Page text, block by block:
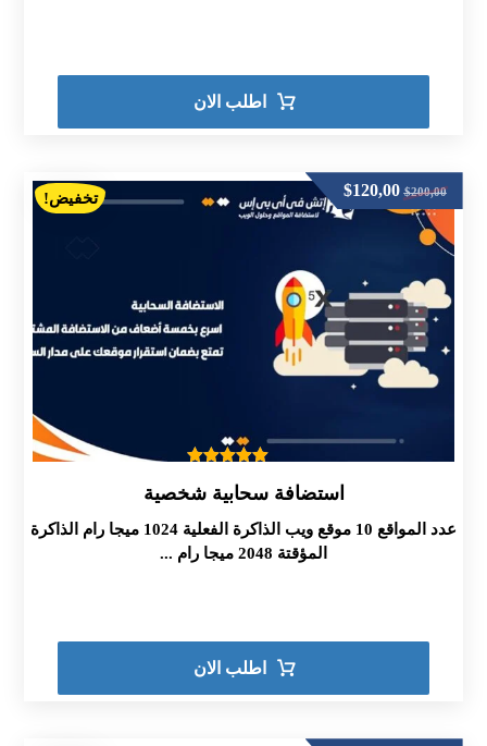
اطلب الان
استضافة سحابية شخصية
عدد المواقع 10 موقع ويب الذاكرة الفعلية 1024 ميجا رام الذاكرة
المؤقتة 2048 ميجا رام ...
5.00
$200,00
$120,00 تخفيض!
اطلب الان